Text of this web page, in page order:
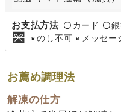
お支払方法 〇 カード 〇
× のし不可 × メッセ
お薦め調理法
解凍の仕方